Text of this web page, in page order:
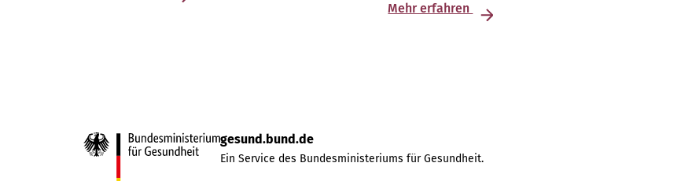
Mehr erfahren
gesund.bund.de
Ein Service des Bundesministeriums für Gesundheit.